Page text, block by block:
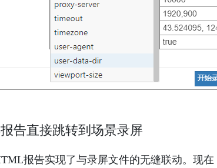
告直接跳转到场景录屏
报告实现了与录屏文件的无缝联动。现